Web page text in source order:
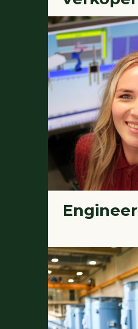
Engineer